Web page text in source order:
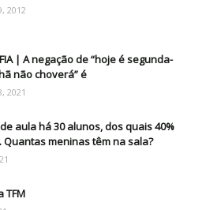
2012
| A negação de “hoje é segunda-
não choverá” é
2021
aula há 30 alunos, dos quais 40%
Quantas meninas têm na sala?
TFM